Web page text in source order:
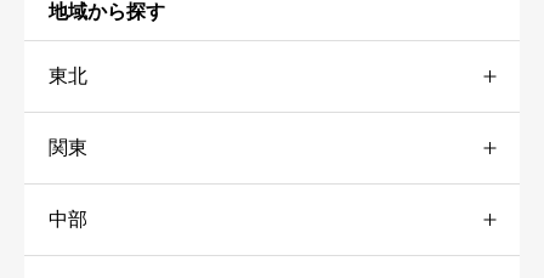
地域から探す
東北
青森
山形
関東
東京
中部